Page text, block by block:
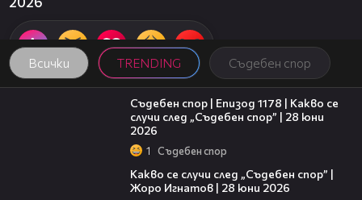
Всички TRENDING Съдебен спор
47:02
Съдебен спор | Епизод 1178 | Какво се
случи след „Съдебен спор” | 28 юни
2026
1 Съдебен спор
Какво се случи след „Съдебен спор” |
Жоро Игнатов | 28 юни 2026